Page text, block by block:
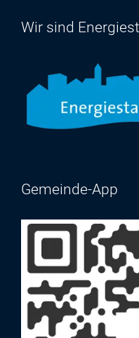
Wir sind
Gemeinde-App